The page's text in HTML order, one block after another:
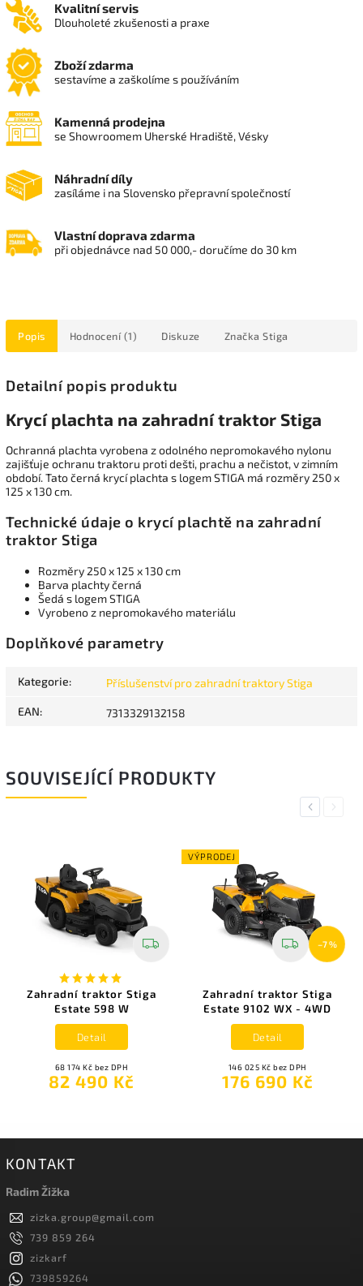
Kvalitní servis
Dlouholeté zkušenosti a praxe
Zboží zdarma
sestavíme a zaškolíme s používáním
Kamenná prodejna
se Showroomem Uherské Hradiště, Vésky
Náhradní díly
zasíláme i na Slovensko přepravní společností
Vlastní doprava zdarma
při objednávce nad 50 000,- doručíme do 30 km
Popis Hodnocení (1) Diskuze Značka Stiga
Detailní popis produktu
Krycí plachta na zahradní traktor Stiga
Ochranná plachta vyrobena z odolného nepromokavého nylonu
zajišťuje ochranu traktoru proti dešti, prachu a nečistot, v zimním
období. Tato černá krycí plachta s logem STIGA má rozměry 250 x
125 x 130 cm.
Technické údaje o krycí plachtě na zahradní
traktor Stiga
Rozměry 250 x 125 x 130 cm
Barva plachty černá
Šedá s logem STIGA
Vyrobeno z nepromokavého materiálu
Doplňkové parametry
Kategorie: Příslušenství pro zahradní traktory Stiga
EAN: 7313329132158
SOUVISEJÍCÍ PRODUKTY
Previous
Zahradní traktor Stiga
Estate 598 W
68 174 Kč bez DPH
82 490 Kč
Detail
VÝPRODEJ
–7 %
Zahradní traktor Stiga
Estate 9102 WX - 4WD
146 025 Kč bez DPH
176 690 Kč
Detail
Next
KONTAKT
Radim Žižka
zizka.group@gmail.com
739 859 264
zizkarf
739859264